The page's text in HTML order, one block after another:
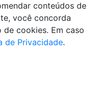
conteúdos de
você concorda
cookies. Em caso
de Privacidade.